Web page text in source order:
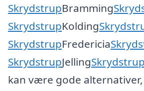
SkrydstrupBramming
SkrydstrupKolding
SkrydstrupFredericia
SkrydstrupJellingSkrydstrup
kan være gode